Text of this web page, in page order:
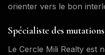
orienter vers le bon
Spécialiste des
Le Cercle Mili Realty est